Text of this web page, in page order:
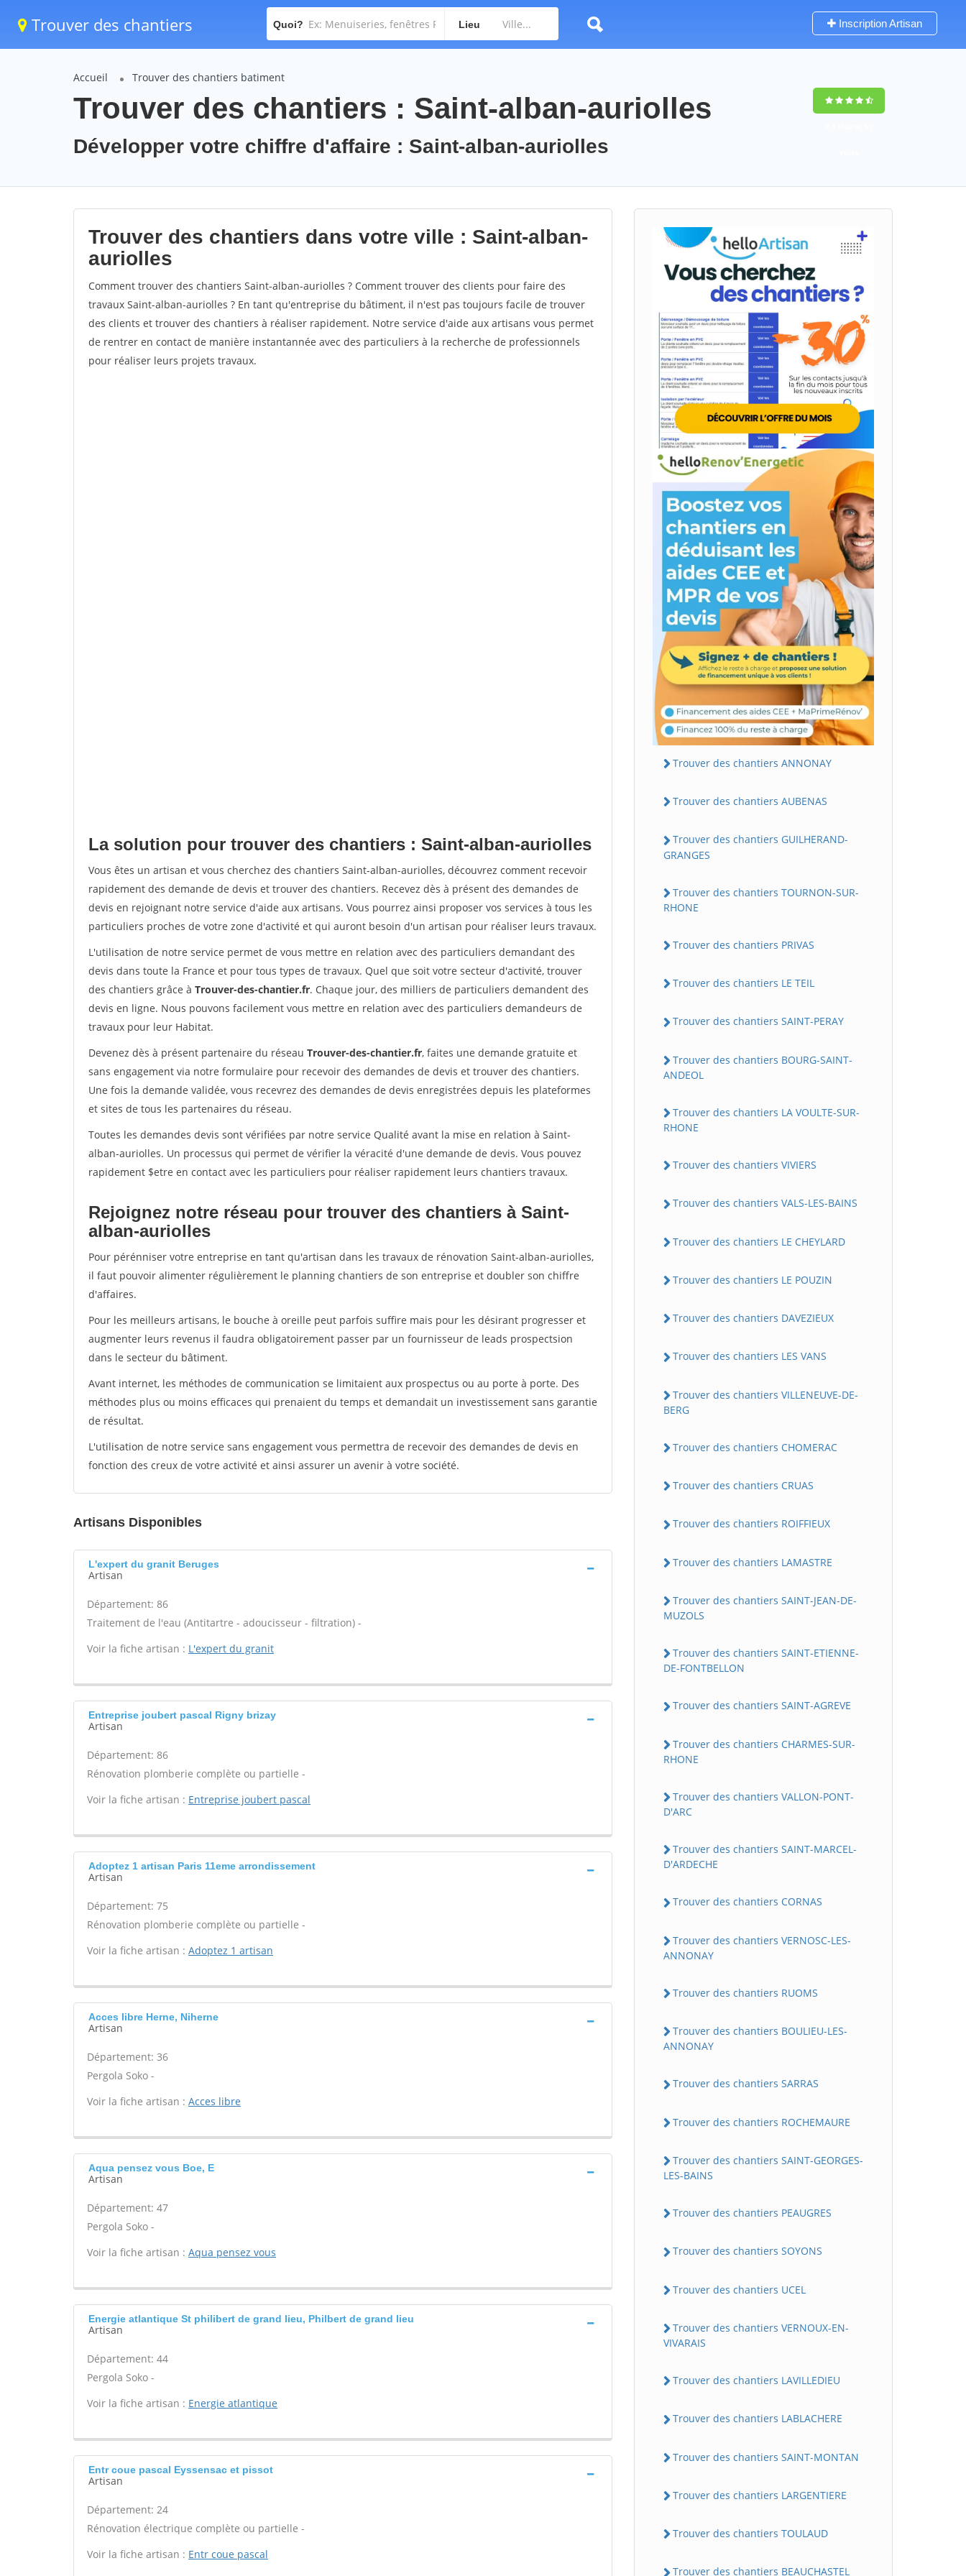
Trouver des chantiers Quoi? Lieu Inscription Artisan
Accueil Trouver des chantiers batiment
Trouver des chantiers : Saint-alban-auriolles
Développer votre chiffre d'affaire : Saint-alban-auriolles
Trouver des chantiers dans votre ville : Saint-alban-
auriolles
Comment trouver des chantiers Saint-alban-auriolles ? Comment trouver des clients pour faire des
travaux Saint-alban-auriolles ? En tant qu'entreprise du bâtiment, il n'est pas toujours facile de trouver
des clients et trouver des chantiers à réaliser rapidement. Notre service d'aide aux artisans vous permet
de rentrer en contact de manière instantannée avec des particuliers à la recherche de professionnels
pour réaliser leurs projets travaux.
La solution pour trouver des chantiers : Saint-alban-auriolles
Vous êtes un artisan et vous cherchez des chantiers Saint-alban-auriolles, découvrez comment recevoir
rapidement des demande de devis et trouver des chantiers. Recevez dès à présent des demandes de
devis en rejoignant notre service d'aide aux artisans. Vous pourrez ainsi proposer vos services à tous les
particuliers proches de votre zone d'activité et qui auront besoin d'un artisan pour réaliser leurs travaux.
L'utilisation de notre service permet de vous mettre en relation avec des particuliers demandant des
devis dans toute la France et pour tous types de travaux. Quel que soit votre secteur d'activité, trouver
des chantiers grâce à Trouver-des-chantier.fr. Chaque jour, des milliers de particuliers demandent des
devis en ligne. Nous pouvons facilement vous mettre en relation avec des particuliers demandeurs de
travaux pour leur Habitat.
Devenez dès à présent partenaire du réseau Trouver-des-chantier.fr, faites une demande gratuite et
sans engagement via notre formulaire pour recevoir des demandes de devis et trouver des chantiers.
Une fois la demande validée, vous recevrez des demandes de devis enregistrées depuis les plateformes
et sites de tous les partenaires du réseau.
Toutes les demandes devis sont vérifiées par notre service Qualité avant la mise en relation à Saint-
alban-auriolles. Un processus qui permet de vérifier la véracité d'une demande de devis. Vous pouvez
rapidement $etre en contact avec les particuliers pour réaliser rapidement leurs chantiers travaux.
Rejoignez notre réseau pour trouver des chantiers à Saint-
alban-auriolles
Pour pérénniser votre entreprise en tant qu'artisan dans les travaux de rénovation Saint-alban-auriolles,
il faut pouvoir alimenter régulièrement le planning chantiers de son entreprise et doubler son chiffre
d'affaires.
Pour les meilleurs artisans, le bouche à oreille peut parfois suffire mais pour les désirant progresser et
augmenter leurs revenus il faudra obligatoirement passer par un fournisseur de leads prospectsion
dans le secteur du bâtiment.
Avant internet, les méthodes de communication se limitaient aux prospectus ou au porte à porte. Des
méthodes plus ou moins efficaces qui prenaient du temps et demandait un investissement sans garantie
de résultat.
L'utilisation de notre service sans engagement vous permettra de recevoir des demandes de devis en
fonction des creux de votre activité et ainsi assurer un avenir à votre société.
Artisans Disponibles
L'expert du granit Beruges
Artisan
Département: 86
Traitement de l'eau (Antitartre - adoucisseur - filtration) -
Voir la fiche artisan : L'expert du granit
Entreprise joubert pascal Rigny brizay
Artisan
Département: 86
Rénovation plomberie complète ou partielle -
Voir la fiche artisan : Entreprise joubert pascal
Adoptez 1 artisan Paris 11eme arrondissement
Artisan
Département: 75
Rénovation plomberie complète ou partielle -
Voir la fiche artisan : Adoptez 1 artisan
Acces libre Herne, Niherne
Artisan
Département: 36
Pergola Soko -
Voir la fiche artisan : Acces libre
Aqua pensez vous Boe, E
Artisan
Département: 47
Pergola Soko -
Voir la fiche artisan : Aqua pensez vous
Energie atlantique St philibert de grand lieu, Philbert de grand lieu
Artisan
Département: 44
Pergola Soko -
Voir la fiche artisan : Energie atlantique
Entr coue pascal Eyssensac et pissot
Artisan
Département: 24
Rénovation électrique complète ou partielle -
Voir la fiche artisan : Entr coue pascal
Trouver des chantiers ANNONAY
Trouver des chantiers AUBENAS
Trouver des chantiers GUILHERAND-
GRANGES
Trouver des chantiers TOURNON-SUR-
RHONE
Trouver des chantiers PRIVAS
Trouver des chantiers LE TEIL
Trouver des chantiers SAINT-PERAY
Trouver des chantiers BOURG-SAINT-
ANDEOL
Trouver des chantiers LA VOULTE-SUR-
RHONE
Trouver des chantiers VIVIERS
Trouver des chantiers VALS-LES-BAINS
Trouver des chantiers LE CHEYLARD
Trouver des chantiers LE POUZIN
Trouver des chantiers DAVEZIEUX
Trouver des chantiers LES VANS
Trouver des chantiers VILLENEUVE-DE-
BERG
Trouver des chantiers CHOMERAC
Trouver des chantiers CRUAS
Trouver des chantiers ROIFFIEUX
Trouver des chantiers LAMASTRE
Trouver des chantiers SAINT-JEAN-DE-
MUZOLS
Trouver des chantiers SAINT-ETIENNE-
DE-FONTBELLON
Trouver des chantiers SAINT-AGREVE
Trouver des chantiers CHARMES-SUR-
RHONE
Trouver des chantiers VALLON-PONT-
D'ARC
Trouver des chantiers SAINT-MARCEL-
D'ARDECHE
Trouver des chantiers CORNAS
Trouver des chantiers VERNOSC-LES-
ANNONAY
Trouver des chantiers RUOMS
Trouver des chantiers BOULIEU-LES-
ANNONAY
Trouver des chantiers SARRAS
Trouver des chantiers ROCHEMAURE
Trouver des chantiers SAINT-GEORGES-
LES-BAINS
Trouver des chantiers PEAUGRES
Trouver des chantiers SOYONS
Trouver des chantiers UCEL
Trouver des chantiers VERNOUX-EN-
VIVARAIS
Trouver des chantiers LAVILLEDIEU
Trouver des chantiers LABLACHERE
Trouver des chantiers SAINT-MONTAN
Trouver des chantiers LARGENTIERE
Trouver des chantiers TOULAUD
Trouver des chantiers BEAUCHASTEL